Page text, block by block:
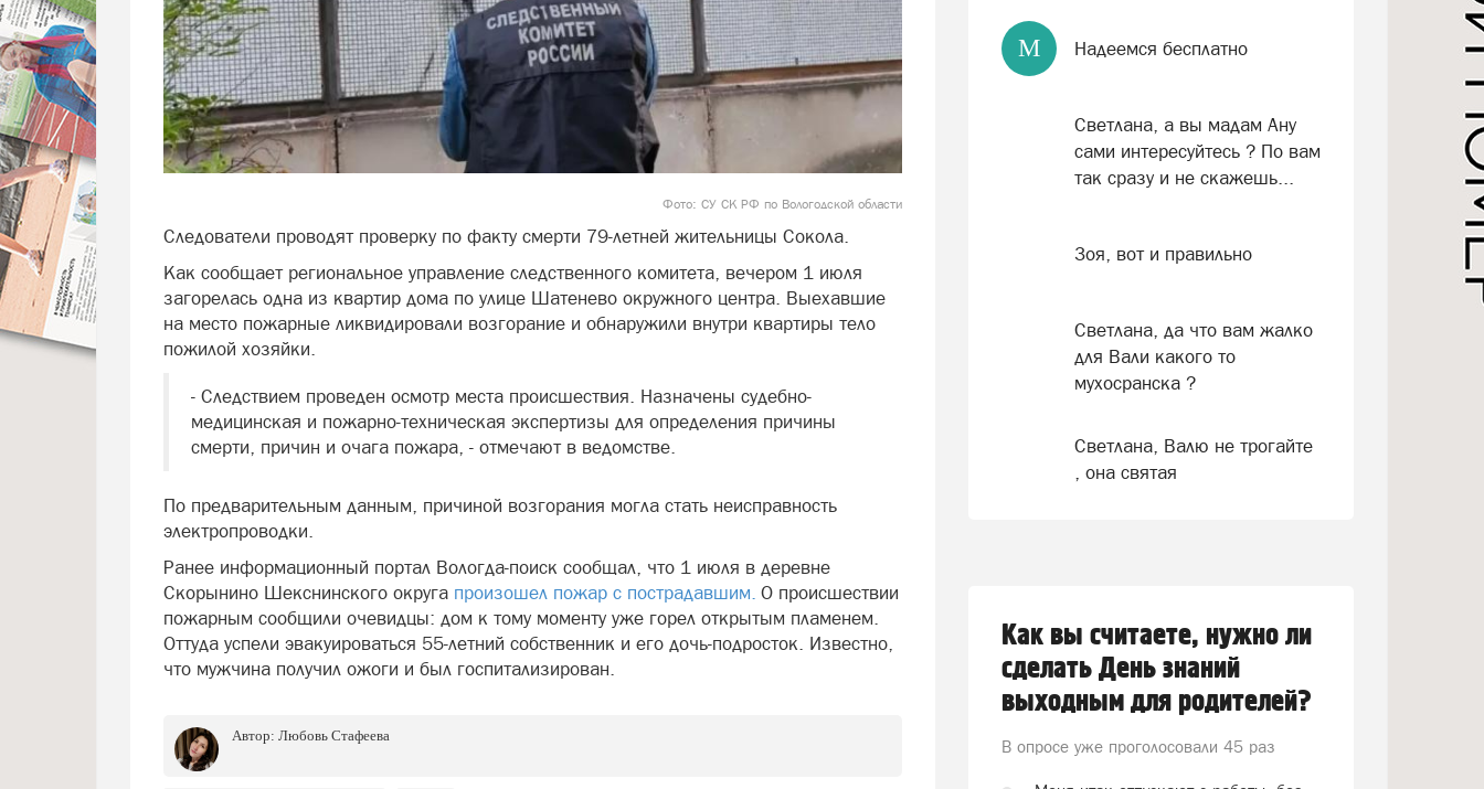
Фото: СУ СК РФ по Вологодской области
Следователи проводят проверку по факту смерти 79-летней жительницы Сокола.
Как сообщает региональное управление следственного комитета, вечером 1 июля
загорелась одна из квартир дома по улице Шатенево окружного центра. Выехавшие
на место пожарные ликвидировали возгорание и обнаружили внутри квартиры тело
пожилой хозяйки.
- Следствием проведен осмотр места происшествия. Назначены судебно-
медицинская и пожарно-техническая экспертизы для определения причины
смерти, причин и очага пожара, - отмечают в ведомстве.
По предварительным данным, причиной возгорания могла стать неисправность
электропроводки.
Ранее информационный портал Вологда-поиск сообщал, что 1 июля в деревне
Скорынино Шекснинского округа произошел пожар с пострадавшим. О происшествии
пожарным сообщили очевидцы: дом к тому моменту уже горел открытым пламенем.
Оттуда успели эвакуироваться 55-летний собственник и его дочь-подросток. Известно,
что мужчина получил ожоги и был госпитализирован.
Автор: Любовь Стафеева
М Надеемся бесплатно
Светлана, а вы мадам Ану
сами интересуйтесь ? По вам
так сразу и не скажешь...
Зоя, вот и правильно
Светлана, да что вам жалко
для Вали какого то
мухосранска ?
Светлана, Валю не трогайте
, она святая
Как вы считаете, нужно ли
сделать День знаний
выходным для родителей?
В опросе уже проголосовали 45 раз